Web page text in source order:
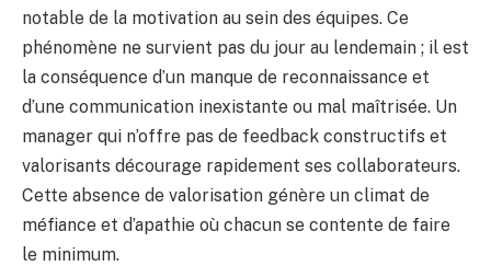
notable de la motivation au sein des équipes. Ce
phénomène ne survient pas du jour au lendemain ; il est
la conséquence d’un manque de reconnaissance et
d’une communication inexistante ou mal maîtrisée. Un
manager qui n’offre pas de feedback constructifs et
valorisants décourage rapidement ses collaborateurs.
Cette absence de valorisation génère un climat de
méfiance et d’apathie où chacun se contente de faire
le minimum.